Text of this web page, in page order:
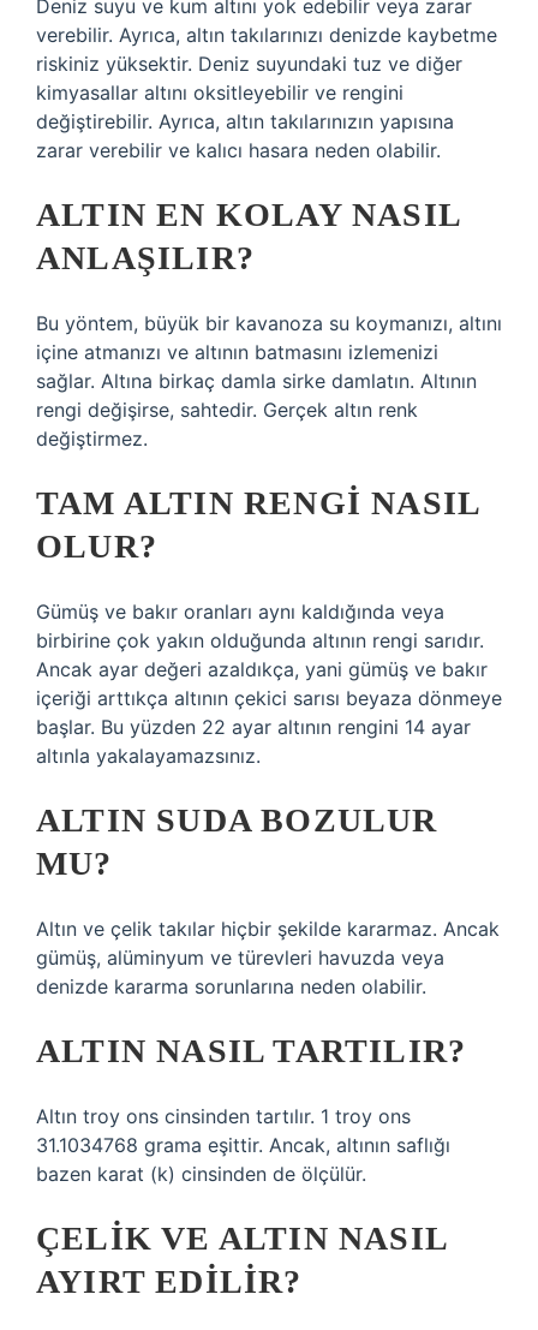
Deniz suyu ve kum altını yok edebilir veya zarar
verebilir. Ayrıca, altın takılarınızı denizde kaybetme
riskiniz yüksektir. Deniz suyundaki tuz ve diğer
kimyasallar altını oksitleyebilir ve rengini
değiştirebilir. Ayrıca, altın takılarınızın yapısına
zarar verebilir ve kalıcı hasara neden olabilir.
ALTIN EN KOLAY NASIL
ANLAŞILIR?
Bu yöntem, büyük bir kavanoza su koymanızı, altını
içine atmanızı ve altının batmasını izlemenizi
sağlar. Altına birkaç damla sirke damlatın. Altının
rengi değişirse, sahtedir. Gerçek altın renk
değiştirmez.
TAM ALTIN RENGI NASIL
OLUR?
Gümüş ve bakır oranları aynı kaldığında veya
birbirine çok yakın olduğunda altının rengi sarıdır.
Ancak ayar değeri azaldıkça, yani gümüş ve bakır
içeriği arttıkça altının çekici sarısı beyaza dönmeye
başlar. Bu yüzden 22 ayar altının rengini 14 ayar
altınla yakalayamazsınız.
ALTIN SUDA BOZULUR
MU?
Altın ve çelik takılar hiçbir şekilde kararmaz. Ancak
gümüş, alüminyum ve türevleri havuzda veya
denizde kararma sorunlarına neden olabilir.
ALTIN NASIL TARTILIR?
Altın troy ons cinsinden tartılır. 1 troy ons
31.1034768 grama eşittir. Ancak, altının saflığı
bazen karat (k) cinsinden de ölçülür.
ÇELIK VE ALTIN NASIL
AYIRT EDILIR?